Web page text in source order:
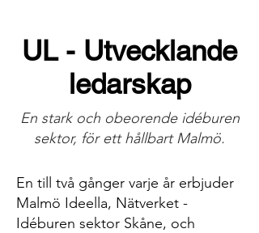
UL - Utvecklande
ledarskap
En stark och obeorende idéburen
sektor, för ett hållbart Malmö.
En till två gånger varje år erbjuder
Malmö Ideella, Nätverket -
Idéburen sektor Skåne, och